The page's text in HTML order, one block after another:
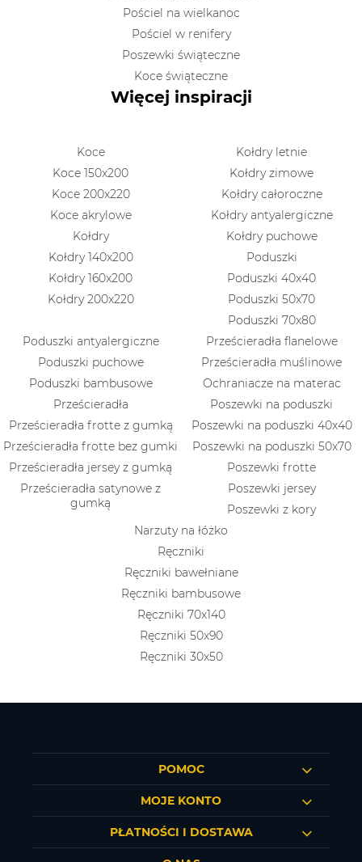
Pościel na wielkanoc
Pościel w renifery
Poszewki świąteczne
Koce świąteczne
Więcej inspiracji
Koce
Koce 150x200
Koce 200x220
Koce akrylowe
Kołdry
Kołdry 140x200
Kołdry 160x200
Kołdry 200x220
Kołdry letnie
Kołdry zimowe
Kołdry całoroczne
Kołdry antyalergiczne
Kołdry puchowe
Poduszki
Poduszki 40x40
Poduszki 50x70
Poduszki 70x80
Poduszki antyalergiczne
Poduszki puchowe
Poduszki bambusowe
Prześcieradła
Prześcieradła frotte z gumką
Prześcieradła frotte bez gumki
Prześcieradła jersey z gumką
Prześcieradła satynowe z
gumką
Prześcieradła flanelowe
Prześcieradła muślinowe
Ochraniacze na materac
Poszewki na poduszki
Poszewki na poduszki 40x40
Poszewki na poduszki 50x70
Poszewki frotte
Poszewki jersey
Poszewki z kory
Narzuty na łóżko
Ręczniki
Ręczniki bawełniane
Ręczniki bambusowe
Ręczniki 70x140
Ręczniki 50x90
Ręczniki 30x50
POMOC
MOJE KONTO
PŁATNOŚCI I DOSTAWA